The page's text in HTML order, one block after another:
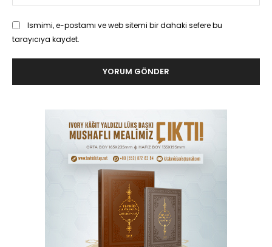
Ismimi, e-postamı ve web sitemi bir dahaki sefere bu
tarayıcıya kaydet.